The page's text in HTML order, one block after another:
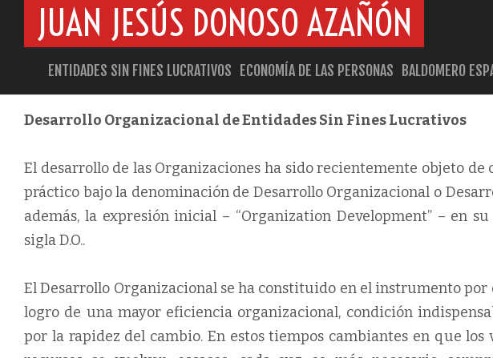
JUAN JESÚS DONOSO AZAÑÓN
ENTIDADES SIN FINES LUCRATIVOS ECONOMÍA DE LAS PERSONAS BALDOMERO
DESARROLLO ORGANIZACIONAL ESFL
Desarrollo Organizacional de Entidades Sin Fines Lucrativos
El desarrollo de las Organizaciones ha sido recientemente objeto
práctico bajo la denominación de Desarrollo Organizacional o
además, la expresión inicial – “Organization Development” – en
sigla D.O..
El Desarrollo Organizacional se ha constituido en el instrumento por
logro de una mayor eficiencia organizacional, condición
por la rapidez del cambio. En estos tiempos cambiantes en que